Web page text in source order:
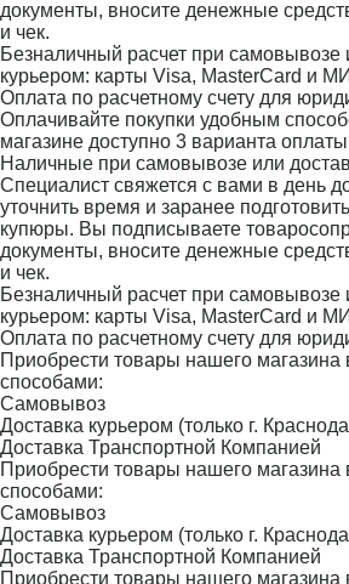
документы, вносите денежные
и чек.
Безналичный расчет при самовывозе
курьером: карты Visa, MasterCard и
Оплата по расчетному счету для
Оплачивайте покупки удобным
магазине доступно 3 варианта
Наличные при самовывозе или
Специалист свяжется с вами в день
уточнить время и заранее
купюры. Вы подписываете
документы, вносите денежные
и чек.
Безналичный расчет при самовывозе
курьером: карты Visa, MasterCard и
Оплата по расчетному счету для
Приобрести товары нашего
способами:
Самовывоз
Доставка курьером (только г.
Доставка Транспортной Компанией
Приобрести товары нашего
способами:
Самовывоз
Доставка курьером (только г.
Доставка Транспортной Компанией
Приобрести товары нашего